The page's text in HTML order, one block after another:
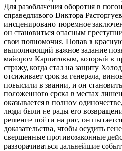
Для разоблачения оборотня в
справедливого Виктора
инсценировано тюремное
он становиться опасным
свои полномочия. Попав в
выполняющий важное задание
майором Карпатовым, который в
стражу, когда стал на защиту
отсиживает срок за генерала,
повысили в звании, и он
положенного срока в местах
оказывается в полном
люди были не рады его
решение пойти на рис, он
доказательства, чтобы осудить
свершенные противозаконные
разворачиваться дальнейшие